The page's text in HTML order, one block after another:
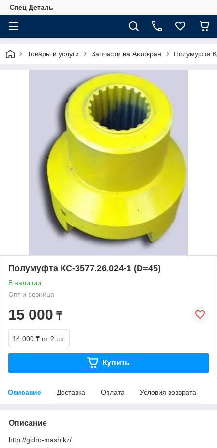
Спец Деталь
Товары и услуги Запчасти на Автокран Полумуфта
Полумуфта КС-3577.26.024-1 (D=45)
В наличии
Опт и розница
15 000 ₸
14 000 ₸ от 2 шт.
Купить
Описание Доставка Оплата Условия возврата
Описание
http://gidro-mash.kz/